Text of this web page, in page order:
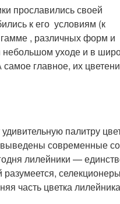
прославились своей
к его условиям (к
, различных форм и
небольшом уходе и в
главное, их
палитру
современные
лилейники —
разумеется,
часть цветка лилейника